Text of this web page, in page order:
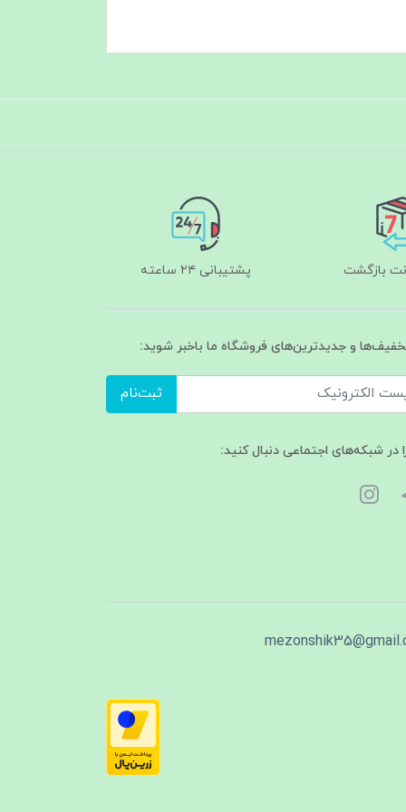
پشتیبانی ۲۴ ساعته
و جدیدترین‌های فروشگاه ما باخبر شوید:
ثبت‌نام
در شبکه‌های اجتماعی دنبال کنید: